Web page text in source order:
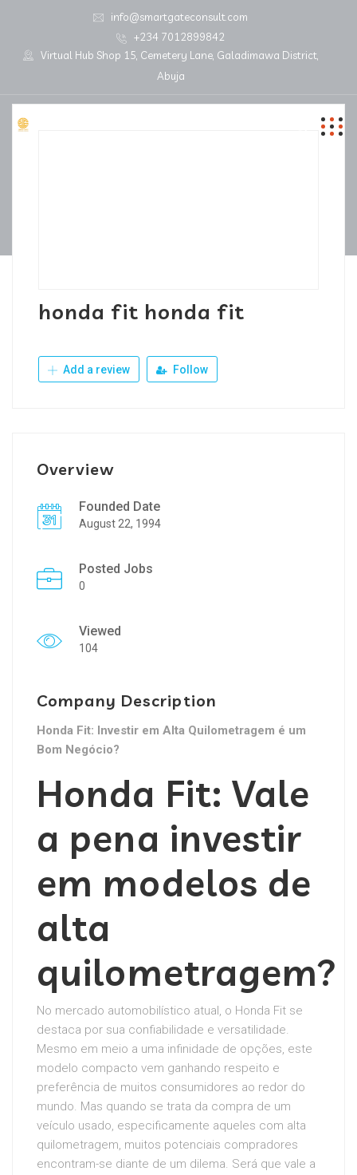
info@smartgateconsult.com
+234 7012899842
Virtual Hub Shop 15, Cemetery Lane, Galadimawa District,
Abuja
honda fit honda fit
Add a review Follow
Overview
Founded Date
August 22, 1994
Posted Jobs
0
Viewed
104
Company Description
Honda Fit: Investir em Alta Quilometragem é um
Bom Negócio?
Honda Fit: Vale
a pena investir
em modelos de
alta
quilometragem?
No mercado automobilístico atual, o Honda Fit se
destaca por sua confiabilidade e versatilidade.
Mesmo em meio a uma infinidade de opções, este
modelo compacto vem ganhando respeito e
preferência de muitos consumidores ao redor do
mundo. Mas quando se trata da compra de um
veículo usado, especificamente aqueles com alta
quilometragem, muitos potenciais compradores
encontram-se diante de um dilema. Será que vale a